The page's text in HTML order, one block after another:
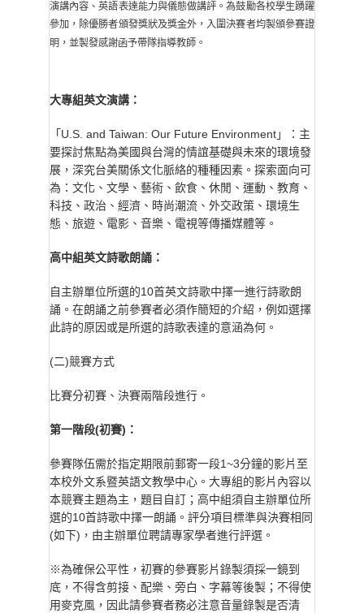
演講內容、英語表達能力與儀態做講評。為鼓勵各校學生踴躍
參加，除優勝者頒發獎狀及獎金外，入圍決賽者均製頒參賽證
明，並製發感謝函予帶隊指導教師。
大專組英文演講：
「U.S. and Taiwan: Our Future Environment」：主
要探討焦點為美國與台灣的情誼基礎與未來的環境發
展，深究台美關係文化脈絡的種種因素。探索面向可
為：文化、文學、藝術、飲食、休閒、運動、教育、
科技、政治、經濟、時尚潮流、外交政策、環境生
態、旅遊、電影、音樂、電視等傳播媒體等。
高中組英文詩歌朗誦：
自主辦單位所選的10首英文詩歌中擇一進行詩歌朗
誦。在朗誦之前參賽者必須作簡短的介紹，例如選擇
此詩的原因或是所選的詩歌表達的意涵為何。
(二)競賽方式
比賽分初賽、決賽兩階段進行。
第一階段(初賽)：
參賽隊伍需於指定期限前郵寄一段1~3分鐘的影片至
本校外文系暨英語文教學中心。大專組的影片內容以
本競賽主題為主，題目自訂；高中組須自主辦單位所
選的10首詩歌中擇一朗誦。評分項目標準與決賽相同
(如下)，由主辦單位聘請專家學者進行評選。
※為確保公平性，初賽的參賽影片錄製須採一鏡到
底，不得含剪接、配樂、旁白、字幕等後製；不得使
用麥克風，因此請參賽者務必注意音量錄製是否清